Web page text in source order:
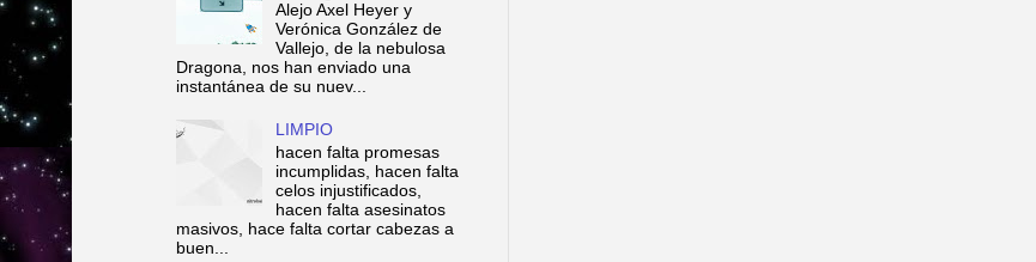
Alejo Axel Heyer y
Verónica González de
Vallejo, de la nebulosa
Dragona, nos han enviado una
instantánea de su nuev...
LIMPIO
hacen falta promesas
incumplidas, hacen falta
celos injustificados,
hacen falta asesinatos
masivos, hace falta cortar cabezas a
buen...